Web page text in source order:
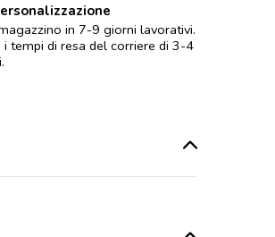
in 7-9 giorni lavorativi.
tempi di resa del corriere di 3-4